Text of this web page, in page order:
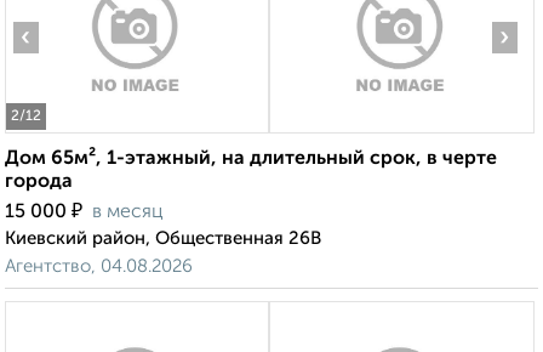
2/12
‹ ›
Дом 65м², 1-этажный, на длительный срок, в черте
города
15 000 ₽ в месяц
Киевский район, Общественная 26В
Агентство, 04.08.2026